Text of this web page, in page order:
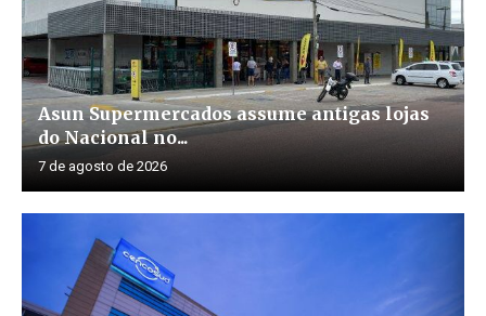
Asun Supermercados assume antigas lojas
do Nacional no...
7 de agosto de 2026